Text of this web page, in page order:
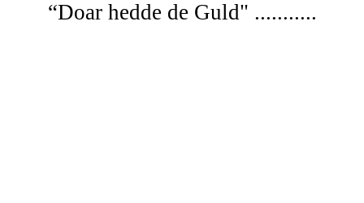
“Doar hedde de Guld" ...........